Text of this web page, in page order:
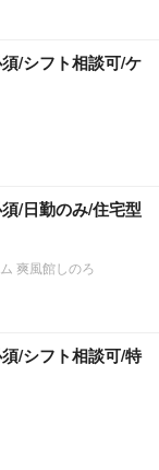
/シフト相談可/ケ
/日勤のみ/住宅型
爽風館しのろ
/シフト相談可/特